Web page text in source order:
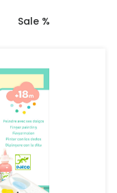
Sale %